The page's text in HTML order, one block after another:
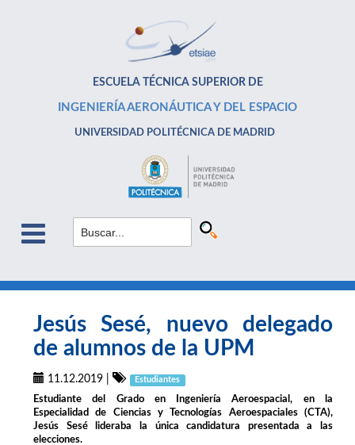
ESCUELA TÉCNICA SUPERIOR DE
INGENIERÍA AERONÁUTICA Y DEL ESPACIO
UNIVERSIDAD POLITÉCNICA DE MADRID
Jesús Sesé, nuevo delegado
de alumnos de la UPM
11.12.2019 Estudiantes
Estudiante del Grado en Ingeniería Aeroespacial, en la
Especialidad de Ciencias y Tecnologías Aeroespaciales (CTA),
Jesús Sesé lideraba la única candidatura presentada a las
elecciones.